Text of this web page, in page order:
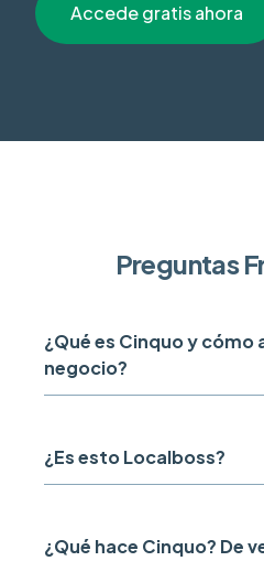
Accede gratis ahora
Preguntas
¿Qué es Cinquo y cómo
negocio?
¿Es esto Localboss?
¿Qué hace Cinquo? De